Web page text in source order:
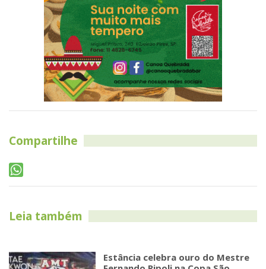
Compartilhe
Leia também
Estância celebra ouro do Mestre